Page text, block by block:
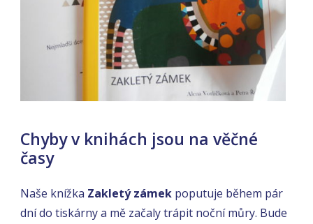
Chyby v knihách jsou na věčné
časy
Naše knížka Zakletý zámek poputuje během pár
dní do tiskárny a mě začaly trápit noční můry. Bude